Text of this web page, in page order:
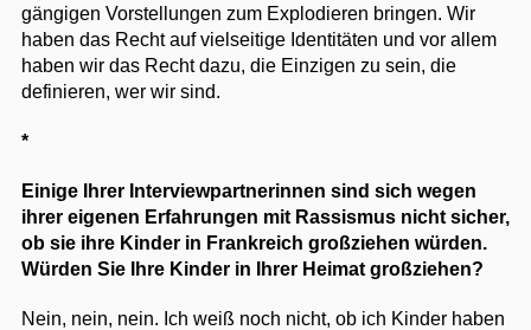
gängigen Vorstellungen zum Explodieren bringen. Wir
haben das Recht auf vielseitige Identitäten und vor allem
haben wir das Recht dazu, die Einzigen zu sein, die
definieren, wer wir sind.
*
Einige Ihrer Interviewpartnerinnen sind sich wegen
ihrer eigenen Erfahrungen mit Rassismus nicht sicher,
ob sie ihre Kinder in Frankreich großziehen würden.
Würden Sie Ihre Kinder in Ihrer Heimat großziehen?
Nein, nein, nein. Ich weiß noch nicht, ob ich Kinder haben